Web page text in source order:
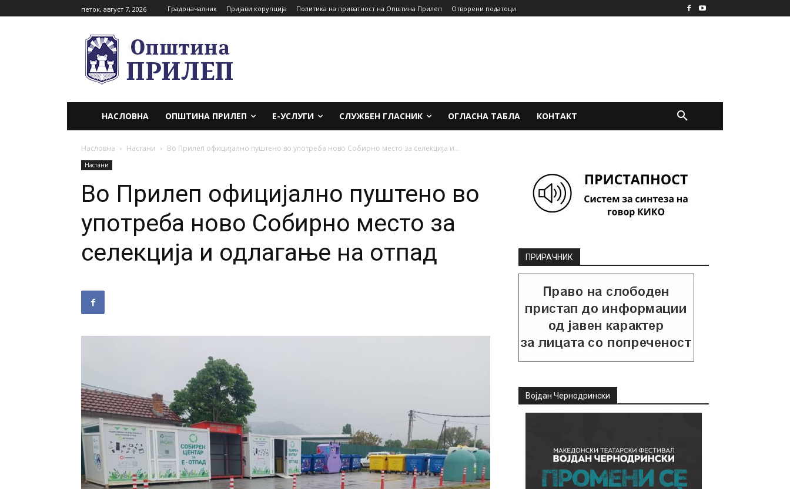
петок, август 7, 2026 Градоначалник Пријави корупција Политика на приватност на Општина Прилеп Отворени податоци
НАСЛОВНА ОПШТИНА ПРИЛЕП Е-УСЛУГИ СЛУЖБЕН ГЛАСНИК ОГЛАСНА ТАБЛА КОНТАКТ
Насловна Настани Во Прилеп официјално пуштено во употреба ново Собирно место за селекција и...
Настани
Во Прилеп официјално пуштено во
употреба ново Собирно место за
селекција и одлагање на отпад
ПРИРАЧНИК
Војдан Чернодрински